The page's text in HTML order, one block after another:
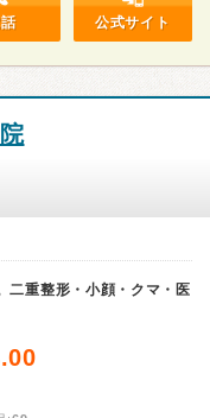
公式サイト
二重整形・小顔・クマ・医